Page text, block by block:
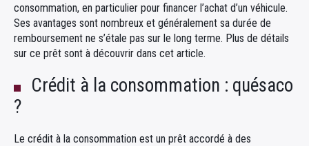
consommation, en particulier pour financer l’achat d’un véhicule.
Ses avantages sont nombreux et généralement sa durée de
remboursement ne s’étale pas sur le long terme. Plus de détails
sur ce prêt sont à découvrir dans cet article.
Crédit à la consommation : quésaco
?
Le crédit à la consommation est un prêt accordé à des